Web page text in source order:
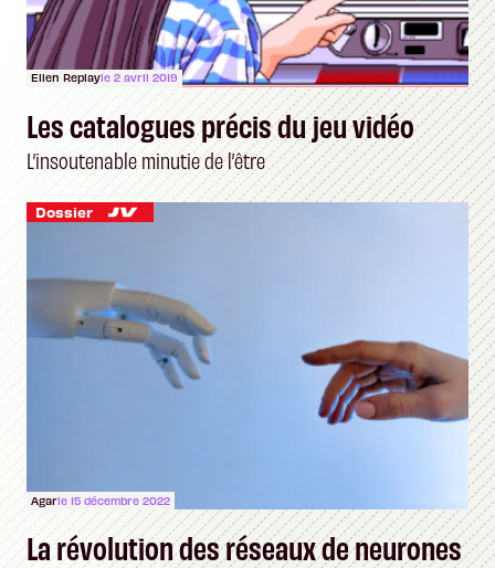
Ellen Replayle 2 avril 2019
Les catalogues précis du jeu vidéo
L’insoutenable minutie de l’être
Dossier
Agarle 15 décembre 2022
La révolution des réseaux de neurones